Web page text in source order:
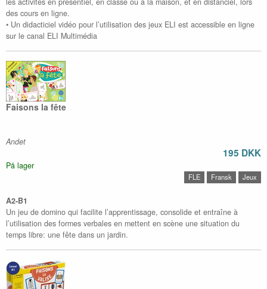
des cours en ligne.
• Un didacticiel vidéo pour l’utilisation des jeux ELI est accessible en ligne
sur le canal ELI Multimédia
Faisons la fête
Andet
195 DKK
På lager
FLE Fransk Jeux
A2-B1
Un jeu de domino qui facilite l’apprentissage, consolide et entraîne à
l’utilisation des formes verbales en mettent en scène une situation du
temps libre: une fête dans un jardin.